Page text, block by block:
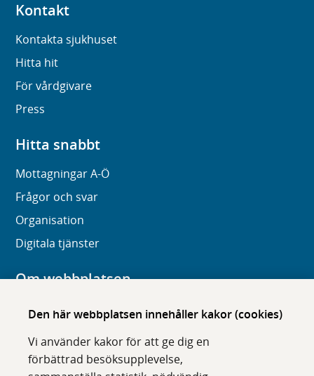
Den här webbplatsen innehåller kakor (cookies)
Vi använder kakor för att ge dig en
förbättrad besöksupplevelse,
Kontakt
Kontakta sjukhuset
Hitta hit
För vårdgivare
Press
Hitta snabbt
Mottagningar A-Ö
Frågor och svar
Organisation
Digitala tjänster
Om webbplatsen
Om karolinska.se
Tillgänglighet